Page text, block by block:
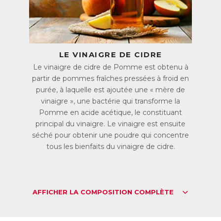
d’une qualité exceptionnelle où toutes les vertus naturelles
sont préservées.
Deux gummies par jour suffisent !
6225895
Télécharger la fiche produit
LE VINAIGRE DE CIDRE
Le vinaigre de cidre de Pomme est obtenu à
partir de pommes fraîches pressées à froid en
purée, à laquelle est ajoutée une « mère de
vinaigre », une bactérie qui transforme la
Pomme en acide acétique, le constituant
principal du vinaigre. Le vinaigre est ensuite
séché pour obtenir une poudre qui concentre
tous les bienfaits du vinaigre de cidre.
AFFICHER LA COMPOSITION COMPLÈTE